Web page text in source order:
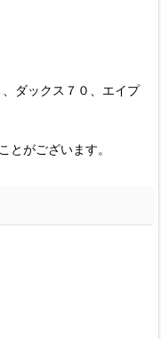
ダックス７０、エイプ
とがございます。